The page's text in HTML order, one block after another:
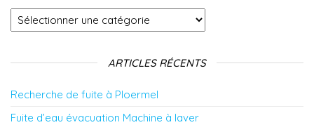
Catégories
ARTICLES RÉCENTS
Recherche de fuite à Ploermel
Fuite d’eau évacuation Machine à laver